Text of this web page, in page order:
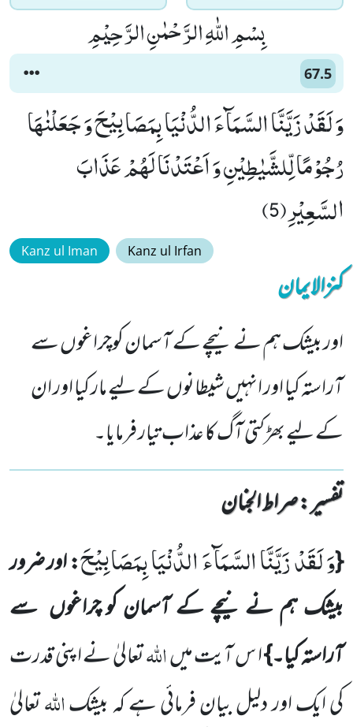
بِسْمِ اللّٰهِ الرَّحْمٰنِ الرَّحِیْمِ
67.5
وَ لَقَدْ زَیَّنَّا السَّمَآءَ الدُّنْیَا بِمَصَابِیْحَ وَ جَعَلْنٰهَا
رُجُوْمًا لِّلشَّیٰطِیْنِ وَ اَعْتَدْنَا لَهُمْ عَذَابَ
السَّعِیْرِ(5)
Kanz ul Iman Kanz ul Irfan
کنزالایمان
اور بیشک ہم نے نیچے کے آسمان کوچراغوں سے
آراستہ کیا اور انہیں شیطانوں کے لیے مار کیا اور ان
کے لیے بھڑکتی آگ کا عذاب تیار فرمایا۔
تفسیر : ‎صراط الجنان
{وَ لَقَدْ زَیَّنَّا السَّمَآءَ الدُّنْیَا بِمَصَابِیْحَ: اور ضرور
بیشک ہم نے نیچے کے آسمان کو چراغوں سے
آراستہ کیا۔}ا س آیتمیںاللّٰہتعالیٰ نے اپنی قدرت
کی ایک اور دلیل بیان فرمائی ہے کہ بیشکاللّٰہتعالیٰ